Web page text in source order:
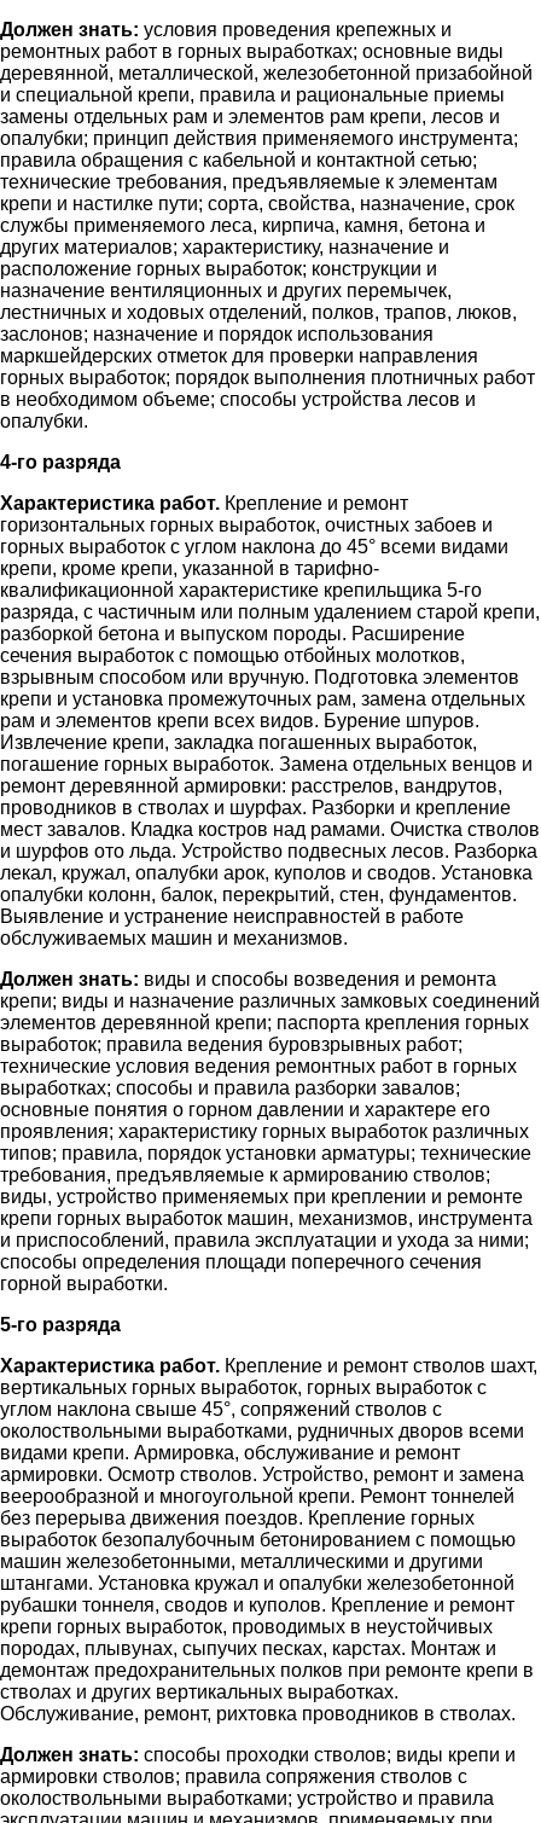
Должен знать: условия проведения крепежных и
ремонтных работ в горных выработках; основные виды
деревянной, металлической, железобетонной призабойной
и специальной крепи, правила и рациональные приемы
замены отдельных рам и элементов рам крепи, лесов и
опалубки; принцип действия применяемого инструмента;
правила обращения с кабельной и контактной сетью;
технические требования, предъявляемые к элементам
крепи и настилке пути; сорта, свойства, назначение, срок
службы применяемого леса, кирпича, камня, бетона и
других материалов; характеристику, назначение и
расположение горных выработок; конструкции и
назначение вентиляционных и других перемычек,
лестничных и ходовых отделений, полков, трапов, люков,
заслонов; назначение и порядок использования
маркшейдерских отметок для проверки направления
горных выработок; порядок выполнения плотничных работ
в необходимом объеме; способы устройства лесов и
опалубки.
4-го разряда
Характеристика работ. Крепление и ремонт
горизонтальных горных выработок, очистных забоев и
горных выработок с углом наклона до 45° всеми видами
крепи, кроме крепи, указанной в тарифно-
квалификационной характеристике крепильщика 5-го
разряда, с частичным или полным удалением старой крепи,
разборкой бетона и выпуском породы. Расширение
сечения выработок с помощью отбойных молотков,
взрывным способом или вручную. Подготовка элементов
крепи и установка промежуточных рам, замена отдельных
рам и элементов крепи всех видов. Бурение шпуров.
Извлечение крепи, закладка погашенных выработок,
погашение горных выработок. Замена отдельных венцов и
ремонт деревянной армировки: расстрелов, вандрутов,
проводников в стволах и шурфах. Разборки и крепление
мест завалов. Кладка костров над рамами. Очистка стволов
и шурфов ото льда. Устройство подвесных лесов. Разборка
лекал, кружал, опалубки арок, куполов и сводов. Установка
опалубки колонн, балок, перекрытий, стен, фундаментов.
Выявление и устранение неисправностей в работе
обслуживаемых машин и механизмов.
Должен знать: виды и способы возведения и ремонта
крепи; виды и назначение различных замковых соединений
элементов деревянной крепи; паспорта крепления горных
выработок; правила ведения буровзрывных работ;
технические условия ведения ремонтных работ в горных
выработках; способы и правила разборки завалов;
основные понятия о горном давлении и характере его
проявления; характеристику горных выработок различных
типов; правила, порядок установки арматуры; технические
требования, предъявляемые к армированию стволов;
виды, устройство применяемых при креплении и ремонте
крепи горных выработок машин, механизмов, инструмента
и приспособлений, правила эксплуатации и ухода за ними;
способы определения площади поперечного сечения
горной выработки.
5-го разряда
Характеристика работ. Крепление и ремонт стволов шахт,
вертикальных горных выработок, горных выработок с
углом наклона свыше 45°, сопряжений стволов с
околоствольными выработками, рудничных дворов всеми
видами крепи. Армировка, обслуживание и ремонт
армировки. Осмотр стволов. Устройство, ремонт и замена
веерообразной и многоугольной крепи. Ремонт тоннелей
без перерыва движения поездов. Крепление горных
выработок безопалубочным бетонированием с помощью
машин железобетонными, металлическими и другими
штангами. Установка кружал и опалубки железобетонной
рубашки тоннеля, сводов и куполов. Крепление и ремонт
крепи горных выработок, проводимых в неустойчивых
породах, плывунах, сыпучих песках, карстах. Монтаж и
демонтаж предохранительных полков при ремонте крепи в
стволах и других вертикальных выработках.
Обслуживание, ремонт, рихтовка проводников в стволах.
Должен знать: способы проходки стволов; виды крепи и
армировки стволов; правила сопряжения стволов с
околоствольными выработками; устройство и правила